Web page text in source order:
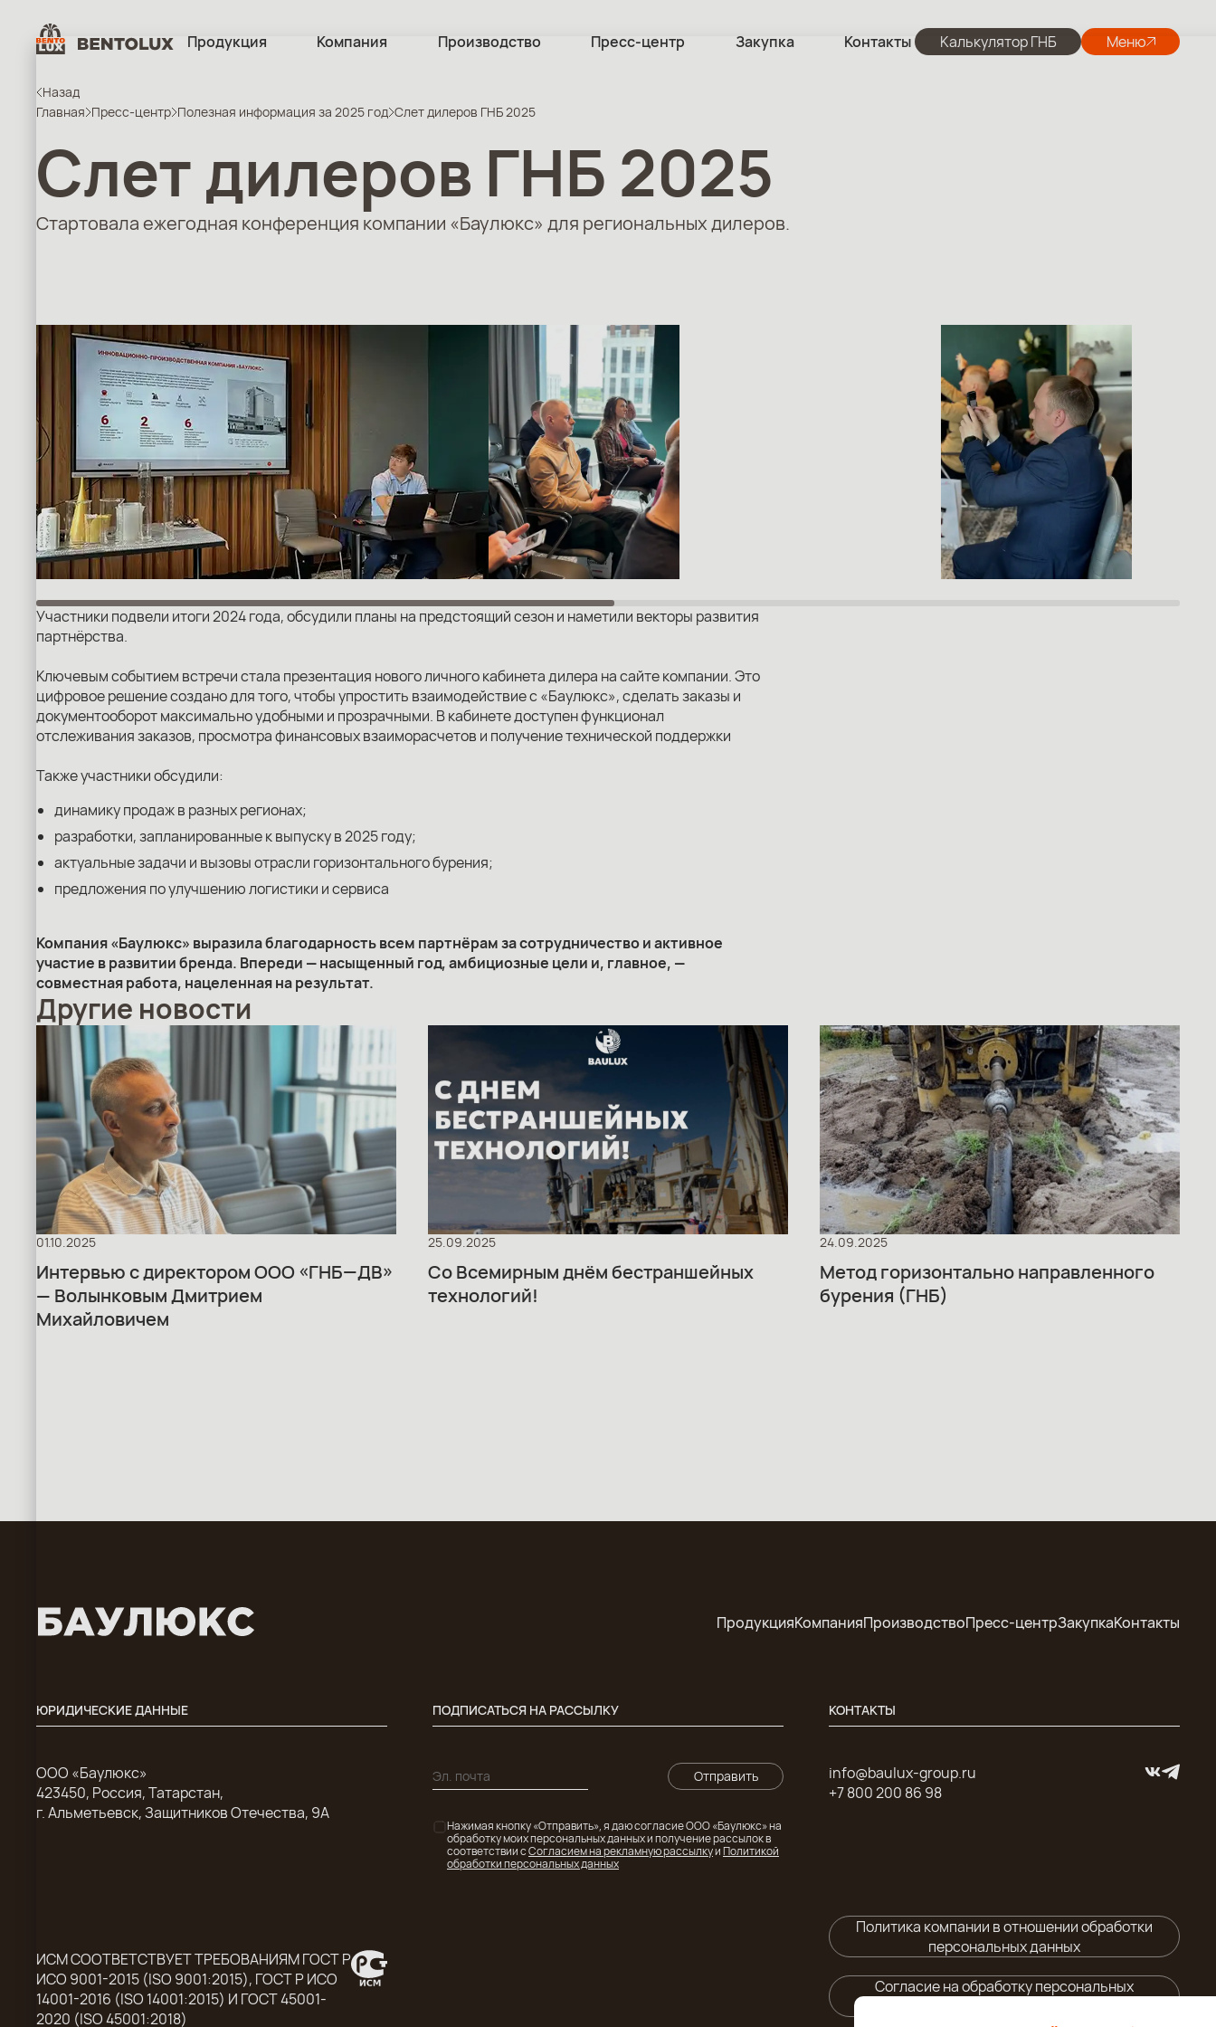
Продукция Компания Производство Пресс-центр Закупка Контакты Калькулятор ГНБ Меню
Назад
Главная Пресс-центр Полезная информация за 2025 год Слет дилеров ГНБ 2025
Слет дилеров ГНБ 2025
Стартовала ежегодная конференция компании «Баулюкс» для региональных дилеров.
Участники подвели итоги 2024 года, обсудили планы на предстоящий сезон и наметили векторы развития
партнёрства.
Ключевым событием встречи стала презентация нового личного кабинета дилера на сайте компании. Это
цифровое решение создано для того, чтобы упростить взаимодействие с «Баулюкс», сделать заказы и
документооборот максимально удобными и прозрачными. В кабинете доступен функционал
отслеживания заказов, просмотра финансовых взаиморасчетов и получение технической поддержки
Также участники обсудили:
динамику продаж в разных регионах;
разработки, запланированные к выпуску в 2025 году;
актуальные задачи и вызовы отрасли горизонтального бурения;
предложения по улучшению логистики и сервиса
Компания «Баулюкс» выразила благодарность всем партнёрам за сотрудничество и активное
участие в развитии бренда. Впереди — насыщенный год, амбициозные цели и, главное, —
совместная работа, нацеленная на результат.
Другие новости
01.10.2025
Интервью с директором ООО «ГНБ—ДВ»
— Волынковым Дмитрием
Михайловичем
25.09.2025
Со Всемирным днём бестраншейных
технологий!
24.09.2025
Метод горизонтально направленного
бурения (ГНБ)
ПродукцияКомпанияПроизводствоПресс-центрЗакупкаКонтакты
ЮРИДИЧЕСКИЕ ДАННЫЕ
ООО «Баулюкс»
423450, Россия, Татарстан,
г. Альметьевск, Защитников Отечества, 9А
ПОДПИСАТЬСЯ НА РАССЫЛКУ
Отправить
Нажимая кнопку «Отправить», я даю согласие ООО «Баулюкс» на
обработку моих персональных данных и получение рассылок в
соответствии сСогласием на рекламную рассылкуиПолитикой
обработки персональных данных
КОНТАКТЫ
info@baulux-group.ru
+7 800 200 86 98
ИСМ СООТВЕТСТВУЕТ ТРЕБОВАНИЯМ ГОСТ Р
ИСО 9001-2015 (ISO 9001:2015), ГОСТ Р ИСО
14001-2016 (ISO 14001:2015) И ГОСТ 45001-
2020 (ISO 45001:2018)
Политика компании в отношении обработки
персональных данных
Согласие на обработку персональных